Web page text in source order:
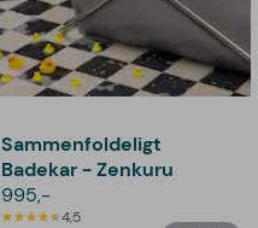
Sammenfoldeligt
Badekar - Zenkuru
995,-
4,5